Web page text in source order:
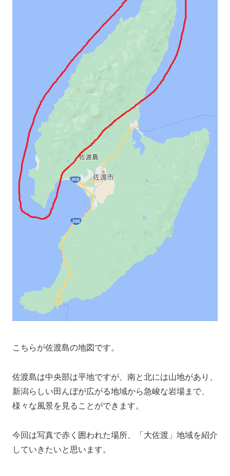
こちらが佐渡島の地図です。
佐渡島は中央部は平地ですが、南と北には山地があり、
新潟らしい田んぼが広がる地域から急峻な岩場まで、
様々な風景を見ることができます。
今回は写真で赤く囲われた場所、「大佐渡」地域を紹介
していきたいと思います。